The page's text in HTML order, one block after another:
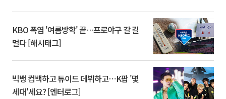
KBO 폭염 '여름방학' 끝…프로야구 갈 길
멀다 [해시태그]
빅뱅 컴백하고 튜이드 데뷔하고⋯K팝 '몇
세대'세요? [엔터로그]